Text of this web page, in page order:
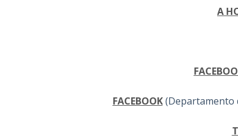
A
FACEBOOK(Departamento